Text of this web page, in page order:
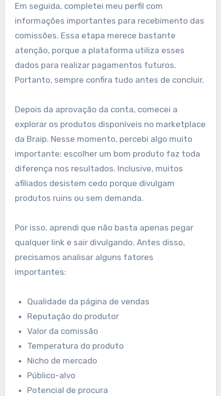
Em seguida, completei meu perfil com
informações importantes para recebimento das
comissões. Essa etapa merece bastante
atenção, porque a plataforma utiliza esses
dados para realizar pagamentos futuros.
Portanto, sempre confira tudo antes de concluir.
Depois da aprovação da conta, comecei a
explorar os produtos disponíveis no marketplace
da Braip. Nesse momento, percebi algo muito
importante: escolher um bom produto faz toda
diferença nos resultados. Inclusive, muitos
afiliados desistem cedo porque divulgam
produtos ruins ou sem demanda.
Por isso, aprendi que não basta apenas pegar
qualquer link e sair divulgando. Antes disso,
precisamos analisar alguns fatores
importantes:
Qualidade da página de vendas
Reputação do produtor
Valor da comissão
Temperatura do produto
Nicho de mercado
Público-alvo
Potencial de procura